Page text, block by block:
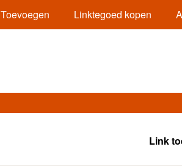
Toevoegen Linktegoed kopen
Link